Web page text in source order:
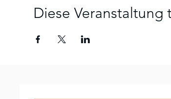
Diese Veranstaltung